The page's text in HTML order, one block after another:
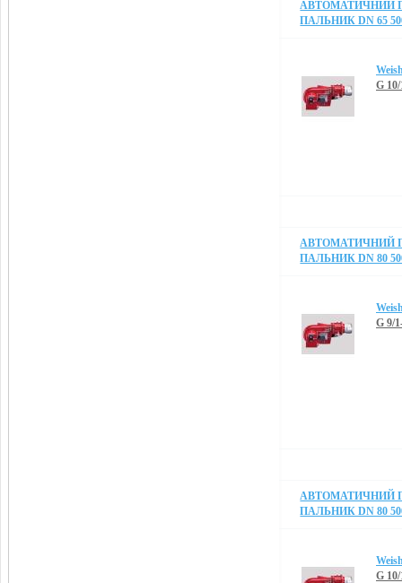
АВТОМАТИЧНИЙ
ПАЛЬНИК DN 65
G
АВТОМАТИЧНИЙ
ПАЛЬНИК DN 80
G 9/
АВТОМАТИЧНИЙ
ПАЛЬНИК DN 80
G